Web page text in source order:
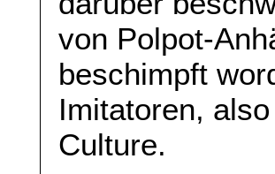
von Polpot-
beschimpft
Imitatoren,
Culture.